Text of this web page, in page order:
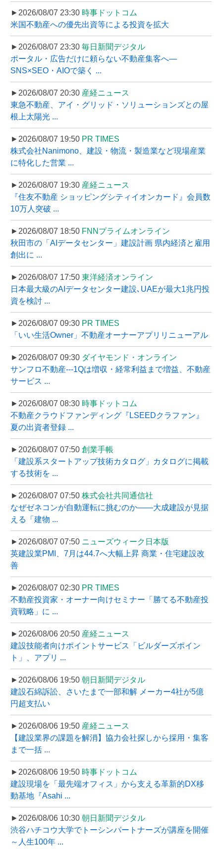
►2026/08/07 23:30 時事ドットコム
米国不動産への優先出資等による投資を拡大
►2026/08/07 23:30 毎日新聞デジタル
ポータル・広告だけに頼らない不動産集客へ―
SNS×SEO・AIOで築く ...
►2026/08/07 20:30 産経ニュース
東急不動産、アイ・グリッド・ソリューションズとの屋
根上太陽光 ...
►2026/08/07 19:50 PR TIMES
株式会社Nanimono、建設・物流・製造業など現場産業
に特化した営業 ...
►2026/08/07 19:30 産経ニュース
『住友不動産 ショッピングシティイオンカード』会員数
10万人突破 ...
►2026/08/07 18:50 FNNプライムオンライン
秋田市の「AIデータセンター」建設計画 県内経済と雇用
創出に ...
►2026/08/07 17:50 東洋経済オンライン
日本最大級のAIデータセンター建設､UAEが最大1兆円投
資を検討 ...
►2026/08/07 09:30 PR TIMES
「いい生活Owner」不動産オーナーアプリリニューアル
►2026/08/07 09:30 ダイヤモンド・オンライン
サンフロ不動産---1Qは増収・経常利益まで増益、不動産
サービス ...
►2026/08/07 08:30 時事ドットコム
不動産クラウドファンディング『LSEEDクラファン』
夏の出資者登録 ...
►2026/08/07 07:50 創業手帳
「建設系スタートアップ技術カタログ」カタログに掲載
する技術を ...
►2026/08/07 07:50 株式会社共同通信社
なぜゼネコンが自動運転に挑むのか――大成建設が見据
える「建物 ...
►2026/08/07 07:50 ニューズウィーク日本版
英建設業PMI、7月は44.7へ大幅上昇 商業・住宅建設改
善
►2026/08/07 02:30 PR TIMES
不動産投資家・オーナー向けセミナー「勝てる不動産投
資戦略」に ...
►2026/08/06 20:50 産経ニュース
建設技能者向けポイントサービス「ビルダーズポイン
ト」、アプリ ...
►2026/08/06 19:50 朝日新聞デジタル
建設石綿訴訟、さいたまで一部和解 メーカー4社が5億
円超支払い
►2026/08/06 19:50 産経ニュース
【建設業界の課題を解消】協力会社探しから採用・集客
まで一括 ...
►2026/08/06 19:50 時事ドットコム
建設現場を「最先端オフィス」から支える革新的DX移
動基地『Asahi ...
►2026/08/06 10:30 朝日新聞デジタル
渋谷ハチコウ大学でトーシンパートナーズが講座を開催
～人生100年 ...